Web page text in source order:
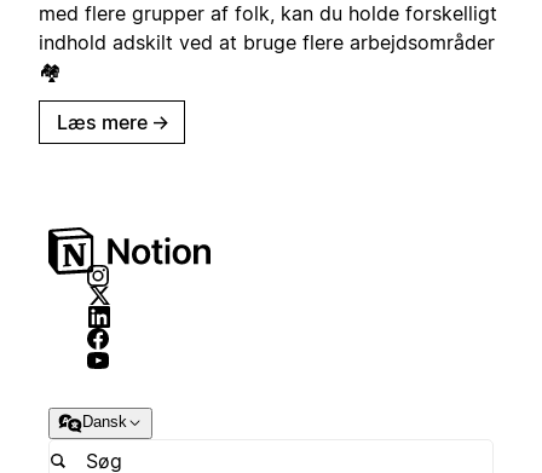
med flere grupper af folk, kan du holde forskelligt
indhold adskilt ved at bruge flere arbejdsområder
🏘
Læs mere →
Dansk